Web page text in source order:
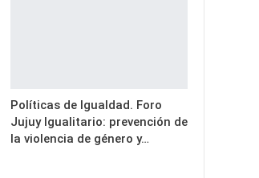
Políticas de Igualdad. Foro
Jujuy Igualitario: prevención de
la violencia de género y…